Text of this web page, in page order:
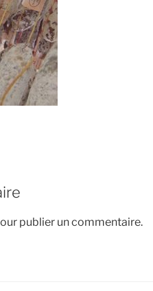
publier un commentaire.